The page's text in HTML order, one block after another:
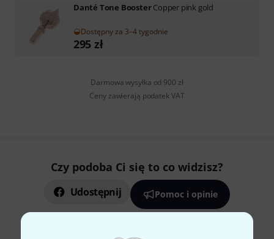
Danté Tone BoosterCopper pink gold
Dostępny za 3–4 tygodnie
295 zł
Darmowa wysyłka od 900 zł
Ceny zawierają podatek VAT
Czy podoba Ci się to co widzisz?
Udostępnij Pomoc i opinie